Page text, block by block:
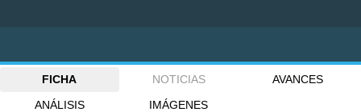
FICHA NOTICIAS
AVANCES
ANÁLISIS
IMÁGENES